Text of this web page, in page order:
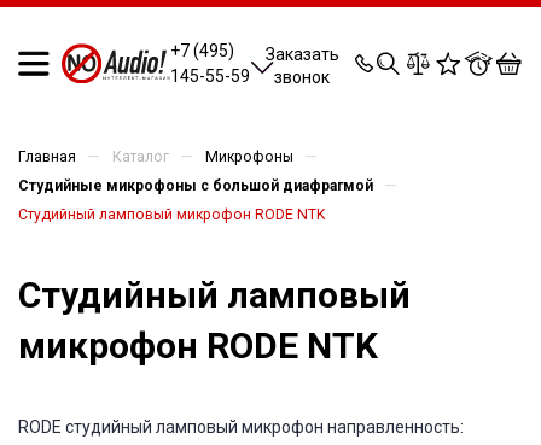
+7 (495)
145-55-59
Заказать
звонок
0 0 0 0
Главная — Каталог — Микрофоны —
Студийные микрофоны с большой диафрагмой —
Студийный ламповый микрофон RODE NTK
Студийный ламповый
микрофон RODE NTK
RODE студийный ламповый микрофон направленность: